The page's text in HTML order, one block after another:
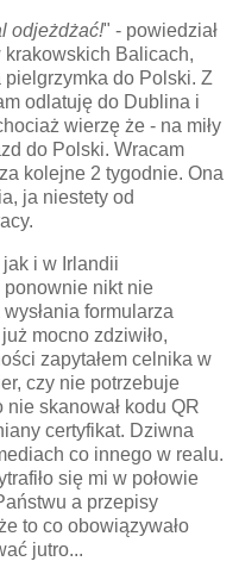
odjeżdżać!" - powiedział
krakowskich Balicach,
pielgrzymka do Polski. Z
odlatuję do Dublina i
wierzę że - na miły
do Polski. Wracam
kolejne 2 tygodnie. Ona
ja niestety od
i w Irlandii
ponownie nikt nie
formularza
mocno zdziwiło,
zapytałem celnika w
czy nie potrzebuje
skanował kodu QR
certyfikat. Dziwna
co innego w realu.
się mi w połowie
a przepisy
to co obowiązywało
jutro...